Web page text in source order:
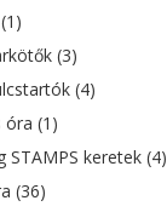
(1)
(3)
(4)
óra(1)
STAMPS keretek(4)
(36)